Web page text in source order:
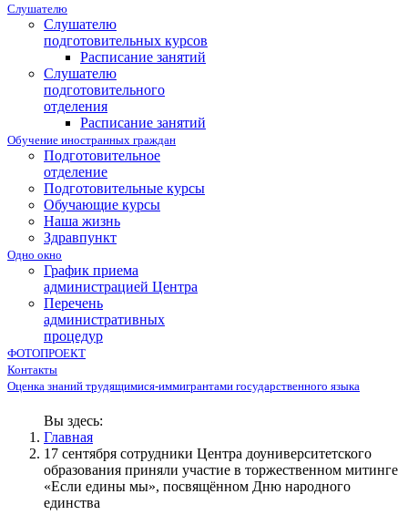
Слушателю
Слушателю
подготовительных курсов
Расписание занятий
Слушателю
подготовительного
отделения
Расписание занятий
Обучение иностранных граждан
Подготовительное
отделение
Подготовительные курсы
Обучающие курсы
Наша жизнь
Здравпункт
Одно окно
График приема
администрацией Центра
Перечень
административных
процедур
ФОТОПРОЕКТ
Контакты
Оценка знаний трудящимися-иммигрантами государственного языка
Вы здесь:
Главная
17 сентября сотрудники Центра доуниверситетского
образования приняли участие в торжественном митинге
«Если едины мы», посвящённом Дню народного
единства